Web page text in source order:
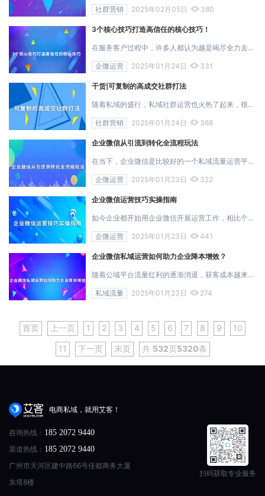
社群营销 2025年02月05日 380
3个核心技巧打造高信任的核心技巧！
在服务客户过程中，许多人都认为越是竭尽全力去服务，客户就越容易对你产生信任。其实“过度服务”的方式不能带来长期的信任，还可能引起客户反感...
企微运营 2025年01月24日 331
干货|可复制的高成交社群打法
随着私域的盛行，私域社群运营也火热了起来，很多企业开始搭建自己的社群用以提高私域流量。通过有效的社群运营不仅能以较低的成本获得更多忠实用...
社群营销 2025年01月24日 368
企业微信从引流到转化全流程玩法
在当下，企业微信是比较好的一个私域流量运营平台，使用企业微信做私域流量运营，企业微信和微信能互通好友，让企业更高效地依靠微信生态来开展客...
企微运营 2025年01月23日 322
企业微信运营技巧实操指南
如今企业都开始用企业微信开展运营工作，相比个人微信，企业微信自带许多客户运营功能，比如客户标签、欢迎语、关键词回复等功能，可以提升企业运...
企微运营 2025年01月23日 441
企业微信私域运营如何助力企业降本增效？
随着公域平台流量红利的逐渐消退，获客成本越来越高，私域运营模式乘风而起。如今私域运营的重要性已深入人心，在存量用户抢夺的阶段，很多企业意...
私域流量 2025年01月23日 274
首页 上一页 1 2 3 4 5 6 7 8 9 10
11 下一页 末页 共 532页5320条
电商私域，就用艾客！
咨询热线： 185 2072 9440
渠道热线： 185 2072 9440
广州市天河区建中路66号佳都商务大厦
东塔8楼
扫码获取专业服务